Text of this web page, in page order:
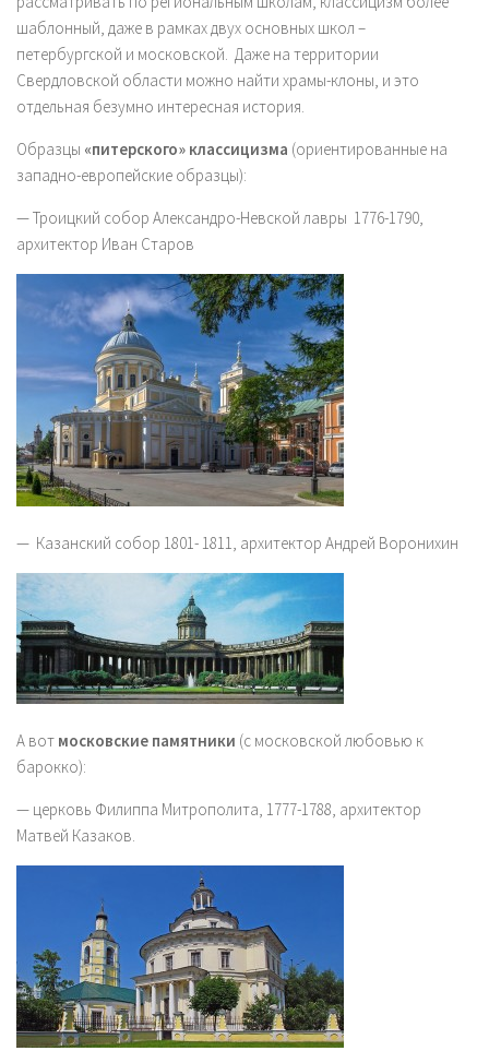
шаблонный, даже в рамках двух основных школ –
петербургской и московской. Даже на территории
Свердловской области можно найти храмы-клоны, и это
отдельная безумно интересная история.
Образцы «питерского» классицизма (ориентированные на
западно-европейские образцы):
— Троицкий собор Александро-Невской лавры 1776-1790,
архитектор Иван Старов
— Казанский собор 1801- 1811, архитектор Андрей Воронихин
А вот московские памятники (с московской любовью к
барокко):
— церковь Филиппа Митрополита, 1777-1788, архитектор
Матвей Казаков.